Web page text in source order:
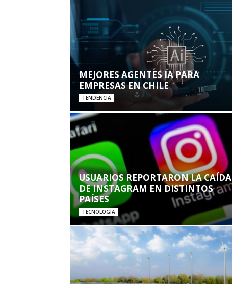
MEJORES AGENTES IA PARA
EMPRESAS EN CHILE
TENDENCIA
USUARIOS REPORTARON LA CAÍDA
DE INSTAGRAM EN DISTINTOS
PAÍSES
TECNOLOGÍA